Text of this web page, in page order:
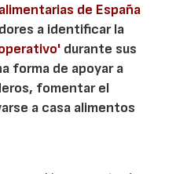
de España
a identificar la
durante sus
forma de apoyar a
fomentar el
a casa alimentos